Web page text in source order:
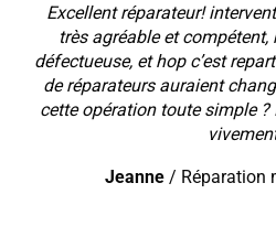
Excellent réparateur!
très agréable et
défectueuse, et hop c’est
de réparateurs auraient
cette opération toute simple
Jeanne / Réparation